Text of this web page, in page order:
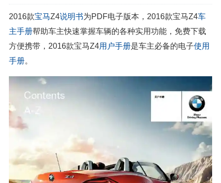
2016款宝马Z4说明书为PDF电子版本，2016款宝马Z4车
主手册帮助车主快速掌握车辆的各种实用功能，免费下载
方便携带，2016款宝马Z4用户手册是车主必备的电子使用
手册。